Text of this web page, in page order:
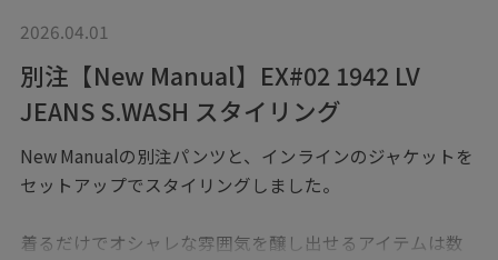
2026.04.01
別注【New Manual】EX#02 1942 LV
JEANS S.WASH スタイリング
New Manualの別注パンツと、インラインのジャケットを
セットアップでスタイリングしました。
着るだけでオシャレな雰囲気を醸し出せるアイテムは数